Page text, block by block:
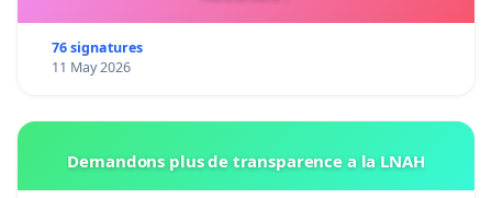
76 signatures
11 May 2026
Demandons plus de transparence a la LNAH